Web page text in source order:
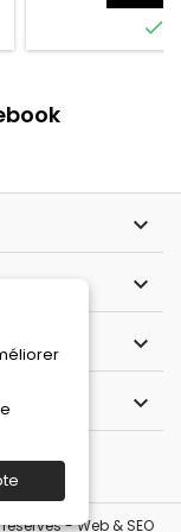





réservés -Web & SEO